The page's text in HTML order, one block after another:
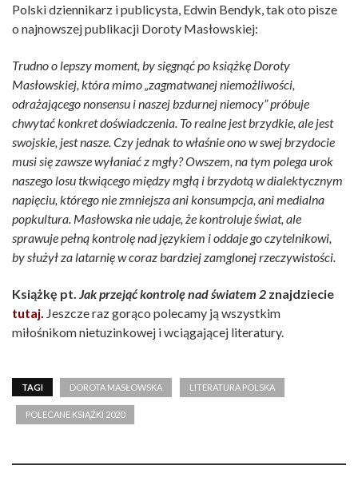
Polski dziennikarz i publicysta, Edwin Bendyk, tak oto pisze
o najnowszej publikacji Doroty Masłowskiej:
Trudno o lepszy moment, by sięgnąć po książkę Doroty
Masłowskiej, która mimo „zagmatwanej niemożliwości,
odrażającego nonsensu i naszej bzdurnej niemocy” próbuje
chwytać konkret doświadczenia. To realne jest brzydkie, ale jest
swojskie, jest nasze. Czy jednak to właśnie ono w swej brzydocie
musi się zawsze wyłaniać z mgły? Owszem, na tym polega urok
naszego losu tkwiącego między mgłą i brzydotą w dialektycznym
napięciu, którego nie zmniejsza ani konsumpcja, ani medialna
popkultura. Masłowska nie udaje, że kontroluje świat, ale
sprawuje pełną kontrolę nad językiem i oddaje go czytelnikowi,
by służył za latarnię w coraz bardziej zamglonej rzeczywistości.
Książkę pt. Jak przejąć kontrolę nad światem 2 znajdziecie
tutaj. Jeszcze raz gorąco polecamy ją wszystkim
miłośnikom nietuzinkowej i wciągającej literatury.
TAGI DOROTA MASŁOWSKA LITERATURA POLSKA
POLECANE KSIĄŻKI 2020